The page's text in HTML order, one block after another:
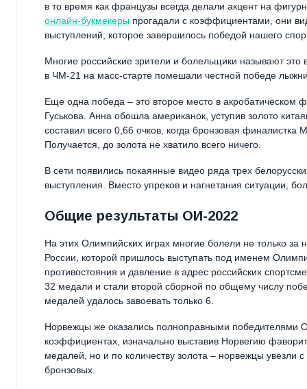
в то время как французы всегда делали акцент на
онлайн-букмекеры прогадали с коэффициентами, они
выступлений, которое завершилось победой нашего
Многие российские зрители и болельщики называют
в ЧМ-21 на масс-старте помешали честной победе
Еще одна победа – это второе место в акробатическом
Гуськова. Анна обошла американок, уступив золото
составил всего 0,66 очков, когда бронзовая
Получается, до золота не хватило всего ничего.
В сети появились покаянные видео ряда трех
выступления. Вместо упреков и нагнетания ситуации,
Общие результаты ОИ-2022
На этих Олимпийских играх многие болели не только
России, которой пришлось выступать под именем
противостояния и давление в адрес российских
32 медали и стали второй сборной по общему числу
медалей удалось завоевать только 6.
Норвежцы же оказались полноправными победителями
коэффициентах, изначально выставив Норвегию
медалей, но и по количеству золота – норвежцы
бронзовых.